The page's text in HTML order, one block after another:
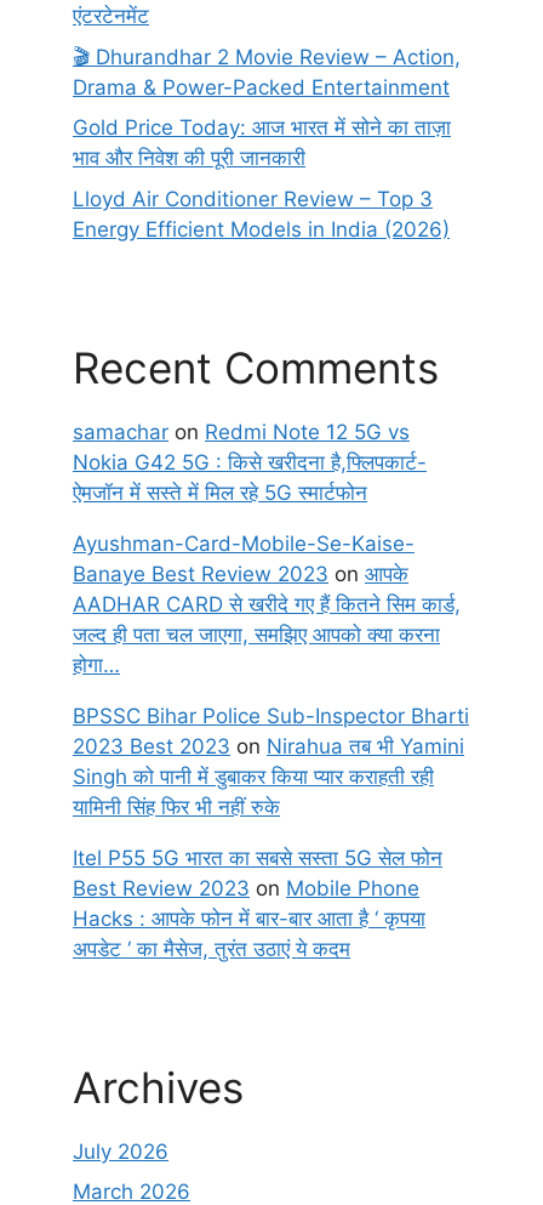
एंटरटेनमेंट
🎬 Dhurandhar 2 Movie Review – Action,
Drama & Power-Packed Entertainment
Gold Price Today: आज भारत में सोने का ताज़ा
भाव और निवेश की पूरी जानकारी
Lloyd Air Conditioner Review – Top 3
Energy Efficient Models in India (2026)
Recent Comments
samachar on Redmi Note 12 5G vs
Nokia G42 5G : किसे खरीदना है,फ्लिपकार्ट-
ऐमजॉन में सस्ते में मिल रहे 5G स्मार्टफोन
Ayushman-Card-Mobile-Se-Kaise-
Banaye Best Review 2023 on आपके
AADHAR CARD से खरीदे गए हैं कितने सिम कार्ड,
जल्द ही पता चल जाएगा, समझिए आपको क्या करना
होगा…
BPSSC Bihar Police Sub-Inspector Bharti
2023 Best 2023 on Nirahua तब भी Yamini
Singh को पानी में डुबाकर किया प्यार कराहती रही
यामिनी सिंह फिर भी नहीं रुके
Itel P55 5G भारत का सबसे सस्ता 5G सेल फोन
Best Review 2023 on Mobile Phone
Hacks : आपके फोन में बार-बार आता है ‘ कृपया
अपडेट ‘ का मैसेज, तुरंत उठाएं ये कदम
Archives
July 2026
March 2026